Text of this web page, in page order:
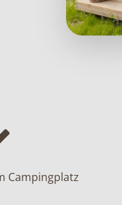
Campingplatz